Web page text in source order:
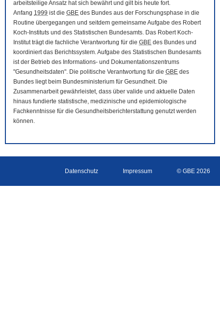
arbeitsteilige Ansatz hat sich bewährt und gilt bis heute fort.
Anfang 1999 ist die GBE des Bundes aus der Forschungsphase in die
Routine übergegangen und seitdem gemeinsame Aufgabe des Robert
Koch-Instituts und des Statistischen Bundesamts. Das Robert Koch-
Institut trägt die fachliche Verantwortung für die GBE des Bundes und
koordiniert das Berichtssystem. Aufgabe des Statistischen Bundesamts
ist der Betrieb des Informations- und Dokumentationszentrums
"Gesundheitsdaten". Die politische Verantwortung für die GBE des
Bundes liegt beim Bundesministerium für Gesundheit. Die
Zusammenarbeit gewährleistet, dass über valide und aktuelle Daten
hinaus fundierte statistische, medizinische und epidemiologische
Fachkenntnisse für die Gesundheitsberichterstattung genutzt werden
können.
Datenschutz Impressum © GBE 2026